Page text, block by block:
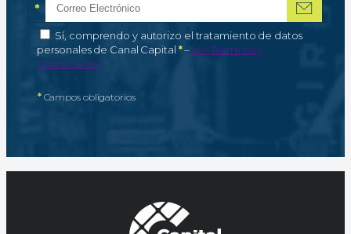
Correo electrónico
*Campo obligatorio
Autorización de tratamiento de datos personales
Sí, comprendo y autorizo el tratamiento de datos
personales de Canal Capital *–Campo obligatorio
Ver Términos y
condiciones
*Campos obligatorios